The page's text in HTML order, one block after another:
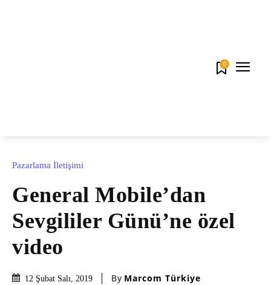
0
Pazarlama İletişimi
General Mobile’dan
Sevgililer Günü’ne özel
video
12 Şubat Salı, 2019 By Marcom Türkiye